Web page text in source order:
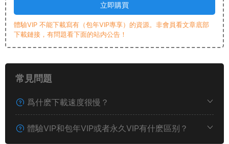
立即購買
體驗VIP 不能下載寫有（包年VIP專享）的資源。非會員看文章底部
下載鏈接，有問題看下面的站内公告！
常見問題
爲什麽下載速度很慢？
體驗VIP和包年VIP或者永久VIP有什麽區别？